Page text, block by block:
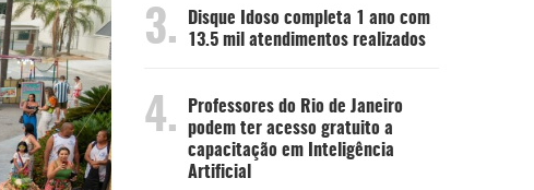
3.
Disque Idoso completa 1 ano com
13.5 mil atendimentos realizados
4.
Professores do Rio de Janeiro
podem ter acesso gratuito a
capacitação em Inteligência
Artificial